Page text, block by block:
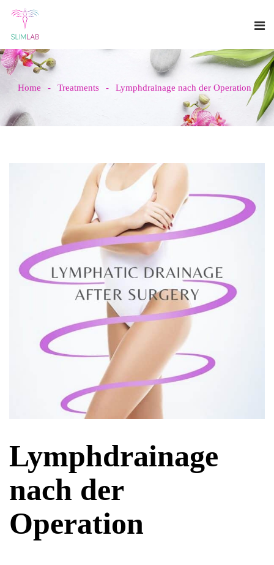
Home Treatments Lymphdrainage nach der Operation
Lymphdrainage
nach der
Operation